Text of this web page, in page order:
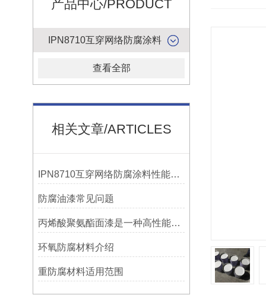
产品中心/PRODUCT
IPN8710互穿网络防腐涂料
查看全部
相关文章/ARTICLES
IPN8710互穿网络防腐涂料性能及用途
防腐油漆常见问题
丙烯酸聚氨酯面漆是一种高性能涂料
环氧防腐材料介绍
重防腐材料适用范围